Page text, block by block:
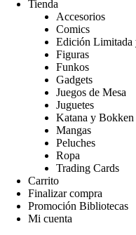
Tienda
Accesorios
Comics
Edición Limitada
Figuras
Funkos
Gadgets
Juegos de Mesa
Juguetes
Katana y Bokken
Mangas
Peluches
Ropa
Trading Cards
Carrito
Finalizar compra
Promoción Bibliotecas
Mi cuenta